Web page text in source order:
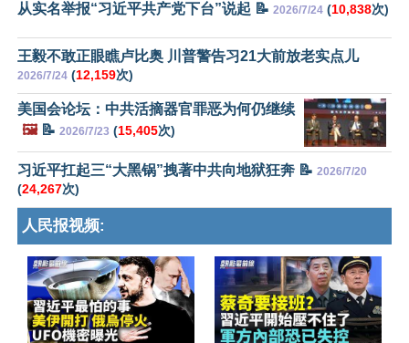
从实名举报“习近平共产党下台”说起 📝 2026/7/24 (10,838次)
王毅不敢正眼瞧卢比奥 川普警告习21大前放老实点儿
2026/7/24 (12,159次)
美国会论坛：中共活摘器官罪恶为何仍继续
🖼️📝 2026/7/23 (15,405次)
习近平扛起三“大黑锅”拽著中共向地狱狂奔 📝 2026/7/20
(24,267次)
人民报视频: